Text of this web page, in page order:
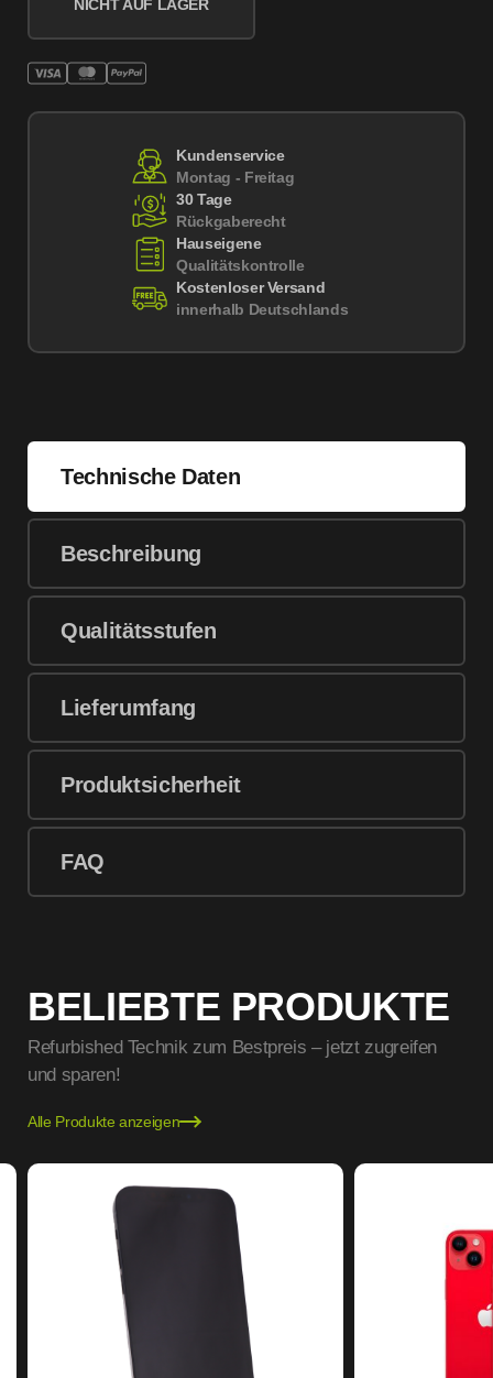
NICHT AUF LAGER
Kundenservice
Montag - Freitag
30 Tage
Rückgaberecht
Hauseigene
Qualitätskontrolle
Kostenloser Versand
innerhalb Deutschlands
Technische Daten
Beschreibung
Qualitätsstufen
Lieferumfang
Produktsicherheit
FAQ
BELIEBTE PRODUKTE
Refurbished Technik zum Bestpreis – jetzt zugreifen
und sparen!
Alle Produkte anzeigen